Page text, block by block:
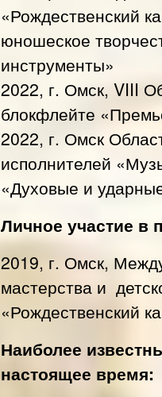
«Рождественский
юношеское
инструменты»
2022, г. Омск, VIII
блокфлейте
2022, г. Омск
исполнителей
«Духовые и
Личное участие в
2019, г. Омск,
мастерства и
«Рождественский
Наиболее
настоящее время: